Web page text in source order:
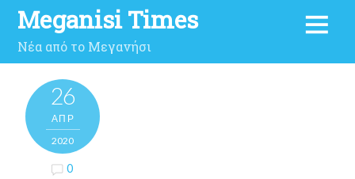
Meganisi Times
Νέα από το Μεγανήσι
26
ΑΠΡ
2020
0